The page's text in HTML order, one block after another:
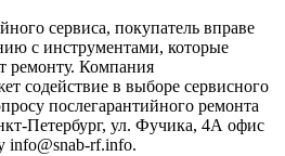
сервиса, покупатель вправе
с инструментами, которые
ремонту. Компания
в выборе сервисного
послегарантийного ремонта
Петербург, ул. Фучика, 4А офис
info@snab-rf.info.